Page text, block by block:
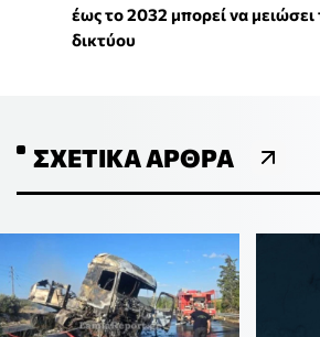
έως το 2032 μπορεί να
δικτύου
ΣΧΕΤΙΚΆ ΆΡΘΡΑ